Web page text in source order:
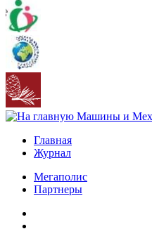
Главная
Журнал
Мегаполис
Партнеры